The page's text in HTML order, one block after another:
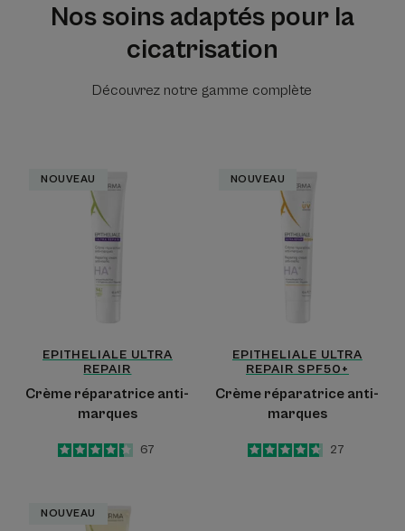
Nos soins adaptés pour la
cicatrisation
Découvrez notre gamme complète
réparatrice
marques
NOUVEAU
EPITHELIALE ULTRA
REPAIR
Crème réparatrice anti-
marques
4.4
/5
67
réparatrice
anti-
marques
NOUVEAU
EPITHELIALE ULTRA
REPAIR SPF50+
Crème réparatrice anti-
marques
4.7
/5
27
huile
NOUVEAU